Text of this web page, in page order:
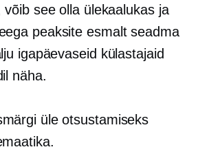
see olla ülekaalukas ja
peaksite esmalt seadma
igapäevaseid külastajaid
näha.
üle otsustamiseks